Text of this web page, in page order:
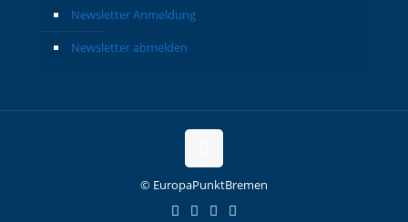
Newsletter Anmeldung
Newsletter abmelden
© EuropaPunktBremen